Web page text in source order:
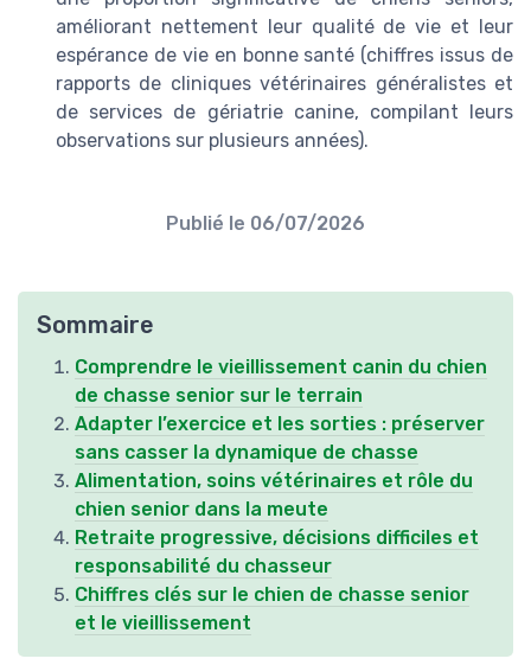
améliorant nettement leur qualité de vie et leur
espérance de vie en bonne santé (chiffres issus de
rapports de cliniques vétérinaires généralistes et
de services de gériatrie canine, compilant leurs
observations sur plusieurs années).
Publié le 06/07/2026
Sommaire
Comprendre le vieillissement canin du chien
de chasse senior sur le terrain
Adapter l’exercice et les sorties : préserver
sans casser la dynamique de chasse
Alimentation, soins vétérinaires et rôle du
chien senior dans la meute
Retraite progressive, décisions difficiles et
responsabilité du chasseur
Chiffres clés sur le chien de chasse senior
et le vieillissement